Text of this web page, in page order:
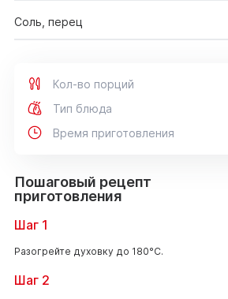
Соль, перец
Кол-во порций
Тип блюда
Время приготовления
Пошаговый рецепт
приготовления
Шаг 1
Разогрейте духовку до 180°C.
Шаг 2